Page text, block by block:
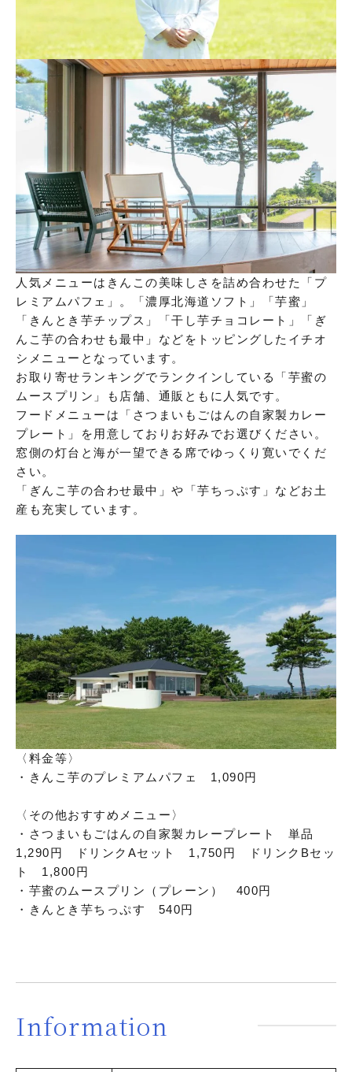
人気メニューはきんこの美味しさを詰め合わせた「プ
レミアムパフェ」。「濃厚北海道ソフト」「芋蜜」
「きんとき芋チップス」「干し芋チョコレート」「ぎ
んこ芋の合わせも最中」などをトッピングしたイチオ
シメニューとなっています。
お取り寄せランキングでランクインしている「芋蜜の
ムースプリン」も店舗、通販ともに人気です。
フードメニューは「さつまいもごはんの自家製カレー
プレート」を用意しておりお好みでお選びください。
窓側の灯台と海が一望できる席でゆっくり寛いでくだ
さい。
「ぎんこ芋の合わせ最中」や「芋ちっぷす」などお土
産も充実しています。
〈料金等〉
・きんこ芋のプレミアムパフェ 1,090円
〈その他おすすめメニュー〉
・さつまいもごはんの自家製カレープレート 単品
1,290円 ドリンクAセット 1,750円 ドリンクBセッ
ト 1,800円
・芋蜜のムースプリン（プレーン） 400円
・きんとき芋ちっぷす 540円
Information